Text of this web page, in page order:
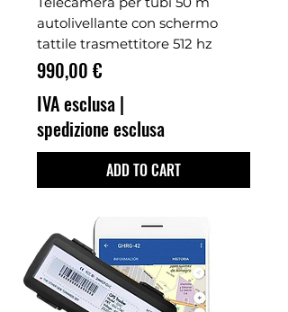
autolivellante con schermo
tattile trasmettitore 512 hz
Prezzo
990,00 €
IVA esclusa |
spedizione esclusa
ADD TO CART